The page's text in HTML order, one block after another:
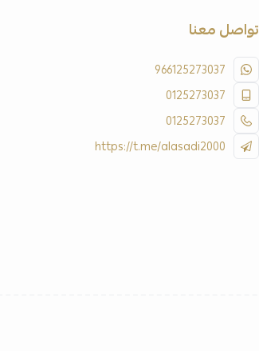
تواصل معنا
966125273037
0125273037
0125273037
https://t.me/alasadi2000